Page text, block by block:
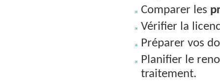
Comparer les
Vérifier la
Préparer vos
Planifier le
traitement.